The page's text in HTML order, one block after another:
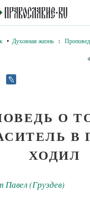
Духовная жизнь :
О
В
ХОДИЛ
(Груздев)